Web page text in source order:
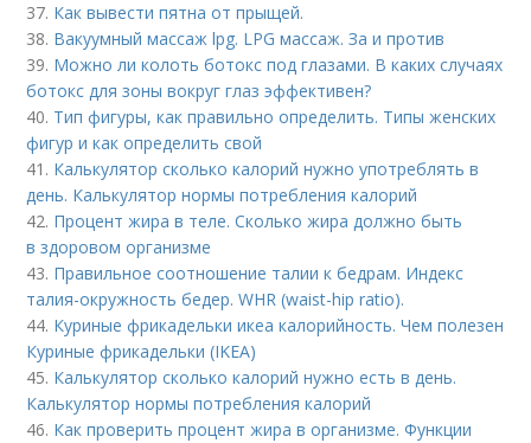
37. Как вывести пятна от прыщей.
38. Вакуумный массаж lpg. LPG массаж. За и против
39. Можно ли колоть ботокс под глазами. В каких случаях
ботокс для зоны вокруг глаз эффективен?
40. Тип фигуры, как правильно определить. Типы женских
фигур и как определить свой
41. Калькулятор сколько калорий нужно употреблять в
день. Калькулятор нормы потребления калорий
42. Процент жира в теле. Сколько жира должно быть
в здоровом организме
43. Правильное соотношение талии к бедрам. Индекс
талия-окружность бедер. WHR (waist-hip ratio).
44. Куриные фрикадельки икеа калорийность. Чем полезен
Куриные фрикадельки (IKEA)
45. Калькулятор сколько калорий нужно есть в день.
Калькулятор нормы потребления калорий
46. Как проверить процент жира в организме. Функции